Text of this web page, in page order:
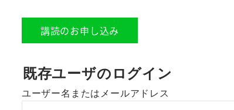
講読のお申し込み
既存ユーザのログイン
ユーザー名またはメールアドレス